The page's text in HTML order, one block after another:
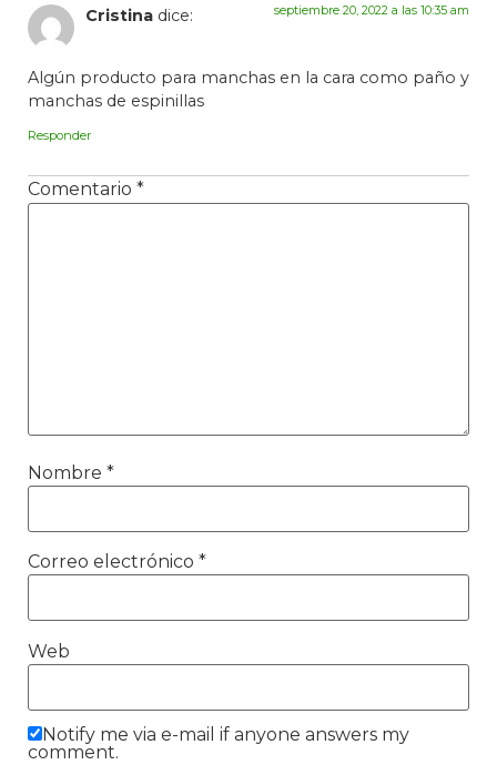
Cristina dice: septiembre 20, 2022 a las 10:35 am
Algún producto para manchas en la cara como paño y
manchas de espinillas
Responder
Comentario *
Nombre *
Correo electrónico *
Web
Notify me via e-mail if anyone answers my
comment.